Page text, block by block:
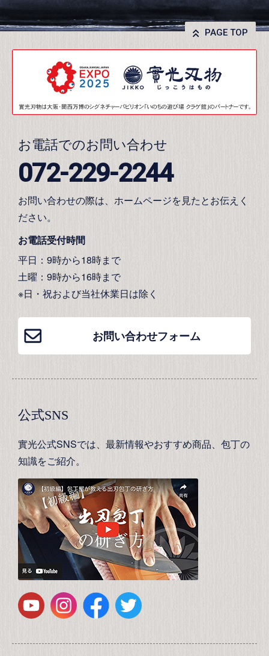
PAGE TOP
お電話でのお問い合わせ
072-229-2244
お問い合わせの際は、ホームページを見たとお伝えく
ださい。
お電話受付時間
平日：9時から18時まで
土曜：9時から16時まで
※日・祝および当社休業日は除く
お問い合わせフォーム
公式SNS
實光公式SNSでは、最新情報やおすすめ商品、包丁の
知識をご紹介。